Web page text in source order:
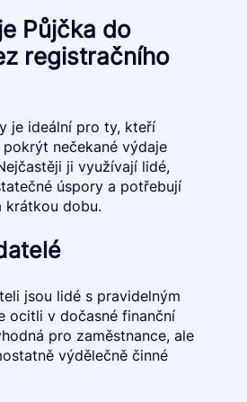
Půjčka do
registračního
je ideální pro ty, kteří
nečekané výdaje
ji využívají lidé,
úspory a potřebují
krátkou dobu.
jsou lidé s pravidelným
ocitli v dočasné finanční
pro zaměstnance, ale
výdělečně činné